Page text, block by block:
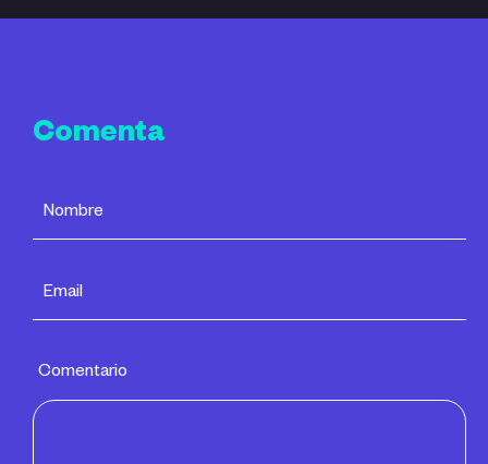
Comenta
Comentario